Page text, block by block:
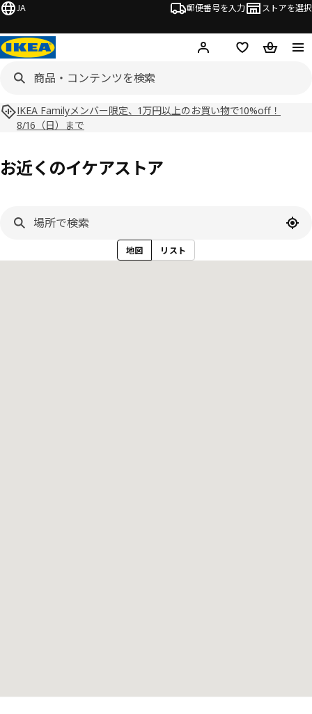
JA 郵便番号を入力 ストアを選択
ログイン・新規入会
欲しいものリスト
カート
IKEA Familyメンバー限定、1万円以上のお買い物で10%off！
8/16（日）まで
お近くのイケアストア
現在
地図
リスト